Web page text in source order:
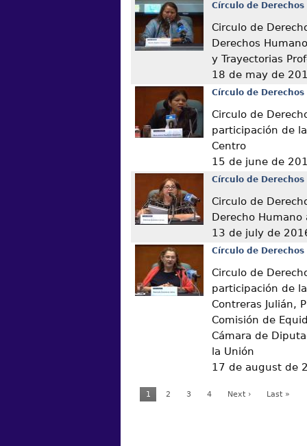
Círculo de Derechos
Circulo de
Derechos
y Trayectorias
18 de may de
Círculo de Derechos
Circulo de
participación de
Centro
15 de june de
Círculo de Derechos
Circulo de
Derecho
13 de july de
Círculo de Derechos
Circulo de
participación de
Contreras Julián,
Comisión de
Cámara de
la Unión
17 de august de
1 2 3 4 Next › Last »